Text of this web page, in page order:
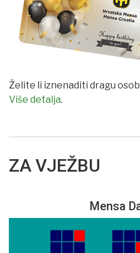
Želite li iznenaditi dragu
Više detalja.
ZA VJEŽBU
Mensa